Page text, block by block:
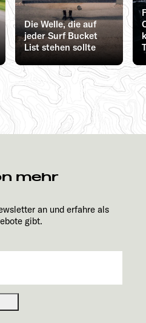
Die Welle, die auf
jeder Surf Bucket
List stehen sollte
mehr
an und erfahre als
gibt.